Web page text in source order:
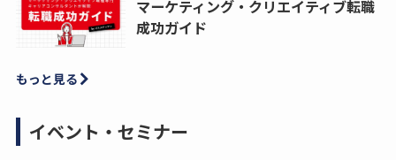
マーケティング・クリエイティブ転職
成功ガイド
もっと見る
イベント・セミナー